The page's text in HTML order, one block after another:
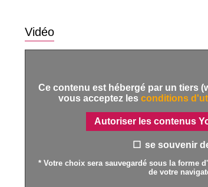
Vidéo
Ce contenu est hébergé par un tiers
vous acceptez les conditions
Autoriser les contenus
se souvenir
* Votre choix sera sauvegardé sous la forme
de votre